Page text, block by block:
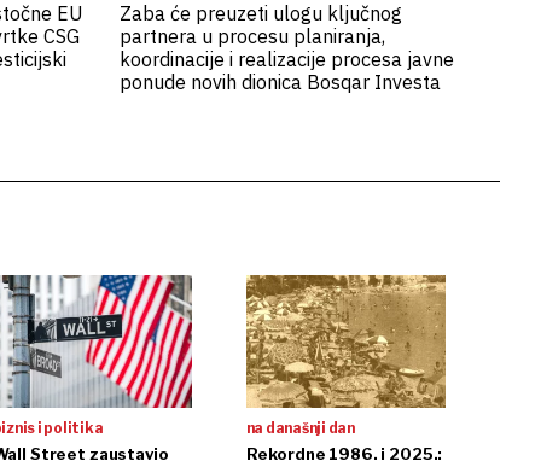
EU
CSG
Zaba će preuzeti ulogu ključnog
partnera u procesu planiranja,
koordinacije i realizacije procesa javne
ponude novih dionica Bosqar Investa
i politika
Street zaustavio
na današnji dan
Rekordne 1986. i 2025.: